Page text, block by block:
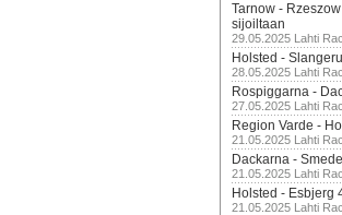
Tarnow -
sijoiltaan
29.05.2025 Lahti
Holsted -
28.05.2025 Lahti
Rospiggarna -
27.05.2025 Lahti
Region Varde -
21.05.2025 Lahti
Dackarna -
21.05.2025 Lahti
Holsted - Esbjerg
21.05.2025 Lahti